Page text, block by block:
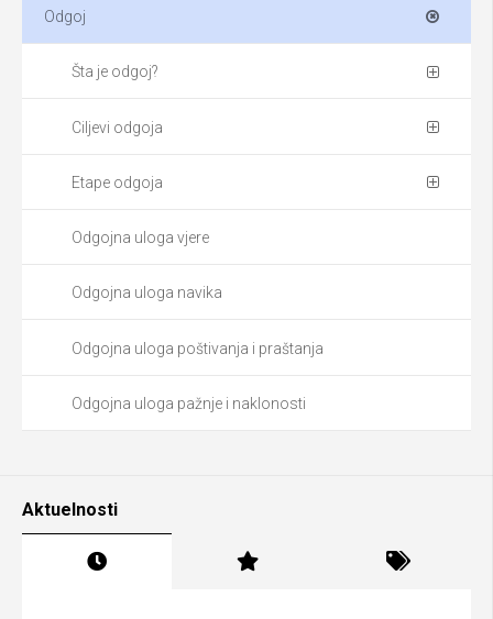
Odgoj
Šta je odgoj?
Ciljevi odgoja
Etape odgoja
Odgojna uloga vjere
Odgojna uloga navika
Odgojna uloga poštivanja i praštanja
Odgojna uloga pažnje i naklonosti
Aktuelnosti